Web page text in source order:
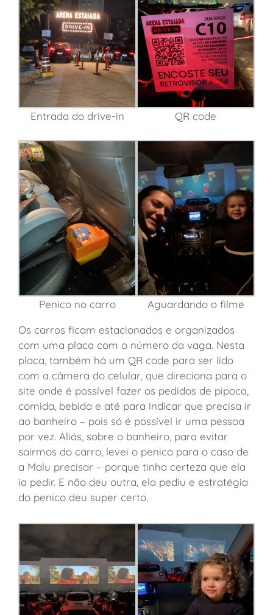
Entrada do drive-in QR code
Penico no carro
Aguardando o filme
Os carros ficam estacionados e organizados
com uma placa com o número da vaga. Nesta
placa, também há um QR code para ser lido
com a câmera do celular, que direciona para o
site onde é possível fazer os pedidos de pipoca,
comida, bebida e até para indicar que precisa ir
ao banheiro – pois só é possível ir uma pessoa
por vez. Aliás, sobre o banheiro, para evitar
sairmos do carro, levei o penico para o caso de
a Malu precisar – porque tinha certeza que ela
ia pedir. E não deu outra, ela pediu e estratégia
do penico deu super certo.